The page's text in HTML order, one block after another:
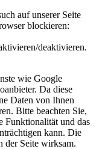
auf unserer Seite
blockieren:
deaktivieren.
wie Google
Da diese
Daten von Ihnen
Bitte beachten Sie,
Funktionalität und das
kann. Die
der Seite wirksam.